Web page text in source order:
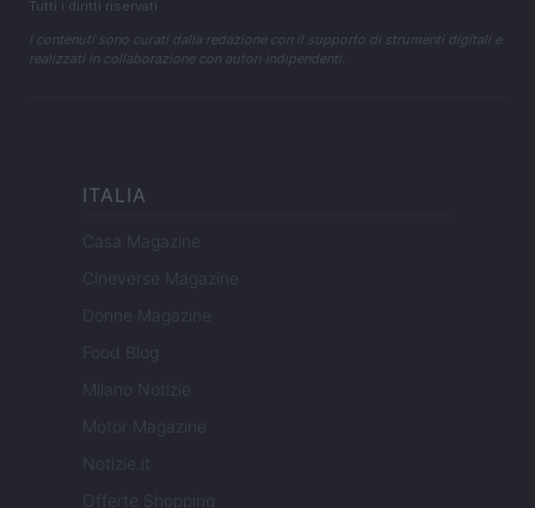
Tutti i diritti riservati
I contenuti sono curati dalla redazione con il supporto di strumenti digitali e
realizzati in collaborazione con autori indipendenti.
ITALIA
Casa Magazine
Cineverse Magazine
Donne Magazine
Food Blog
Milano Notizie
Motor Magazine
Notizie.it
Offerte Shopping